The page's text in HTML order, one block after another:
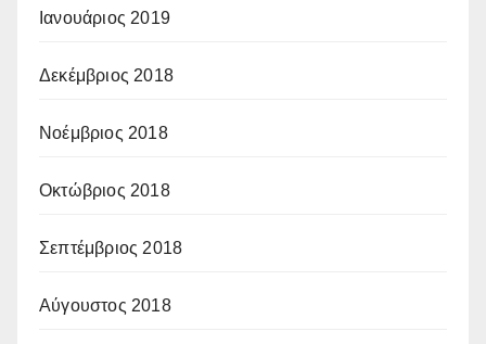
Ιανουάριος 2019
Δεκέμβριος 2018
Νοέμβριος 2018
Οκτώβριος 2018
Σεπτέμβριος 2018
Αύγουστος 2018